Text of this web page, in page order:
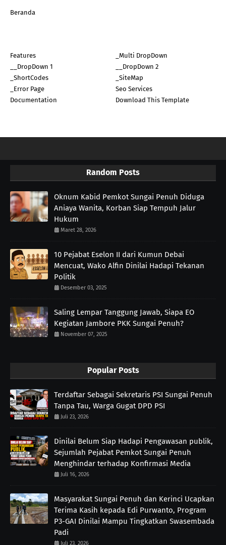
Beranda
Features
_Multi DropDown
__DropDown 1
__DropDown 2
_ShortCodes
_SiteMap
_Error Page
Seo Services
Documentation
Download This Template
Random Posts
Oknum Kabid Pemkot Sungai Penuh Diduga
Aniaya Wanita, Korban Siap Tempuh Jalur
Hukum
Maret 28, 2026
10 Pejabat Eselon II dari Kumun Debai
Mencuat, Wako Alfin Dinilai Hadapi Tekanan
Politik
Desember 03, 2025
Saling Lempar Tanggung Jawab, Siapa EO
Kegiatan Jambore PKK Sungai Penuh?
November 07, 2025
Popular Posts
Terdaftar Sebagai Sekretaris PSI Sungai Penuh
Tanpa Tau, Warga Gugat DPD PSI
Juli 23, 2026
Dinilai Belum Siap Hadapi Pengawasan publik,
Sejumlah Pejabat Pemkot Sungai Penuh
Menghindar terhadap Konfirmasi Media
Juli 16, 2026
Masyarakat Sungai Penuh dan Kerinci Ucapkan
Terima Kasih kepada Edi Purwanto, Program
P3-GAI Dinilai Mampu Tingkatkan Swasembada
Padi
Juli 23, 2026